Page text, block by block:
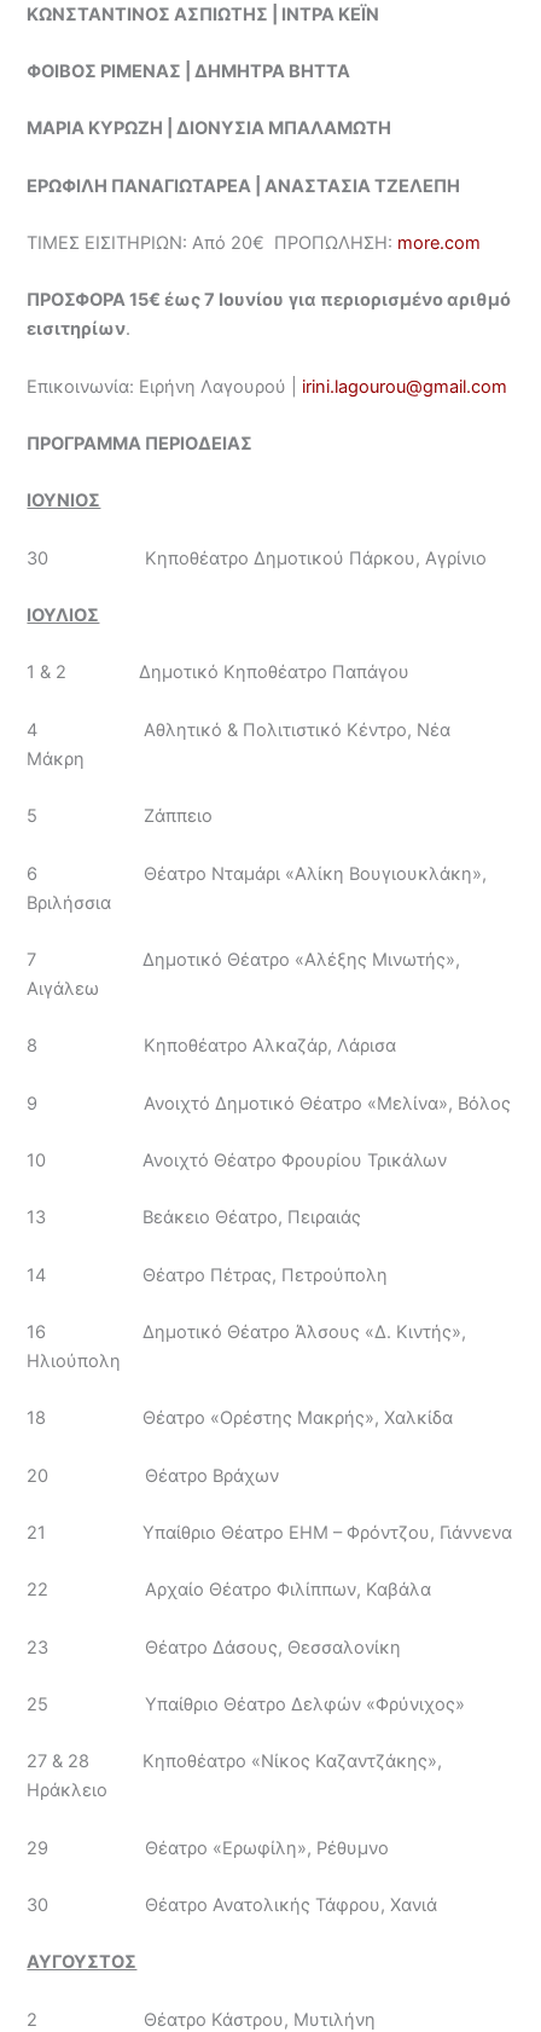
ΚΩΝΣΤΑΝΤΙΝΟΣ ΑΣΠΙΩΤΗΣ | ΙΝΤΡΑ ΚΕΪΝ
ΦΟΙΒΟΣ ΡΙΜΕΝΑΣ | ΔΗΜΗΤΡΑ ΒΗΤΤΑ
ΜΑΡΙΑ ΚΥΡΩΖΗ | ΔΙΟΝΥΣΙΑ ΜΠΑΛΑΜΩΤΗ
ΕΡΩΦΙΛΗ ΠΑΝΑΓΙΩΤΑΡΕΑ | ΑΝΑΣΤΑΣΙΑ ΤΖΕΛΕΠΗ
ΤΙΜΕΣ ΕΙΣΙΤΗΡΙΩΝ: Από 20€ ΠΡΟΠΩΛΗΣΗ: more.com
ΠΡΟΣΦΟΡΑ 15€ έως 7 Ιουνίου για περιορισμένο αριθμό
εισιτηρίων.
Επικοινωνία: Ειρήνη Λαγουρού | irini.lagourou@gmail.com
ΠΡΟΓΡΑΜΜΑ ΠΕΡΙΟΔΕΙΑΣ
ΙΟΥΝΙΟΣ
30 Κηποθέατρο Δημοτικού Πάρκου, Αγρίνιο
ΙΟΥΛΙΟΣ
1 & 2 Δημοτικό Κηποθέατρο Παπάγου
4 Αθλητικό & Πολιτιστικό Κέντρο, Νέα
Μάκρη
5 Ζάππειο
6 Θέατρο Νταμάρι «Αλίκη Βουγιουκλάκη»,
Βριλήσσια
7 Δημοτικό Θέατρο «Αλέξης Μινωτής»,
Αιγάλεω
8 Κηποθέατρο Αλκαζάρ, Λάρισα
9 Ανοιχτό Δημοτικό Θέατρο «Μελίνα», Βόλος
10 Ανοιχτό Θέατρο Φρουρίου Τρικάλων
13 Βεάκειο Θέατρο, Πειραιάς
14 Θέατρο Πέτρας, Πετρούπολη
16 Δημοτικό Θέατρο Άλσους «Δ. Κιντής»,
Ηλιούπολη
18 Θέατρο «Ορέστης Μακρής», Χαλκίδα
20 Θέατρο Βράχων
21 Υπαίθριο Θέατρο ΕΗΜ – Φρόντζου, Γιάννενα
22 Αρχαίο Θέατρο Φιλίππων, Καβάλα
23 Θέατρο Δάσους, Θεσσαλονίκη
25 Υπαίθριο Θέατρο Δελφών «Φρύνιχος»
27 & 28 Κηποθέατρο «Νίκος Καζαντζάκης»,
Ηράκλειο
29 Θέατρο «Ερωφίλη», Ρέθυμνο
30 Θέατρο Ανατολικής Τάφρου, Χανιά
ΑΥΓΟΥΣΤΟΣ
2 Θέατρο Κάστρου, Μυτιλήνη